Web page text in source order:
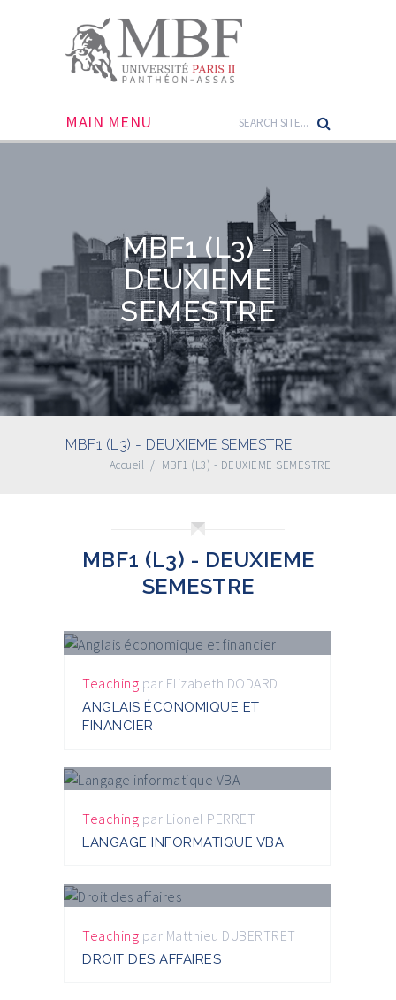
MAIN MENU
MBF1 (L3) -
DEUXIEME
SEMESTRE
MBF1 (L3) - DEUXIEME SEMESTRE
Accueil / MBF1 (L3) - DEUXIEME SEMESTRE
MBF1 (L3) - DEUXIEME
SEMESTRE
Teaching par Elizabeth DODARD
ANGLAIS ÉCONOMIQUE ET
FINANCIER
Teaching par Lionel PERRET
LANGAGE INFORMATIQUE VBA
Teaching par Matthieu DUBERTRET
DROIT DES AFFAIRES